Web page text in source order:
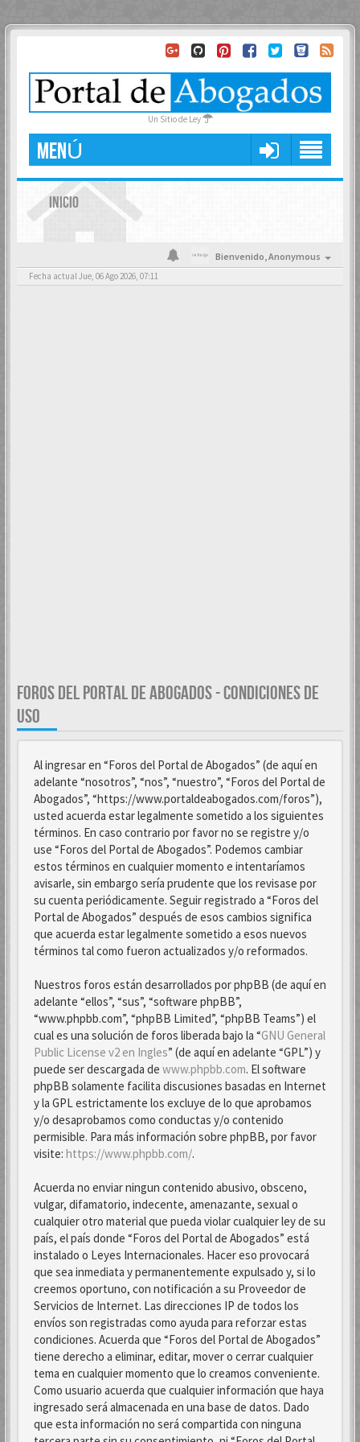
Un Sitio de Ley
MENÚ
INICIO
Bienvenido,Anonymous
Fecha actual Jue, 06 Ago 2026, 07:11
FOROS DEL PORTAL DE ABOGADOS - CONDICIONES DE
USO
Al ingresar en “Foros del Portal de Abogados” (de aquí en
adelante “nosotros”, “nos”, “nuestro”, “Foros del Portal de
Abogados”, “https://www.portaldeabogados.com/foros”),
usted acuerda estar legalmente sometido a los siguientes
términos. En caso contrario por favor no se registre y/o
use “Foros del Portal de Abogados”. Podemos cambiar
estos términos en cualquier momento e intentaríamos
avisarle, sin embargo sería prudente que los revisase por
su cuenta periódicamente. Seguir registrado a “Foros del
Portal de Abogados” después de esos cambios significa
que acuerda estar legalmente sometido a esos nuevos
términos tal como fueron actualizados y/o reformados.
Nuestros foros están desarrollados por phpBB (de aquí en
adelante “ellos”, “sus”, “software phpBB”,
“www.phpbb.com”, “phpBB Limited”, “phpBB Teams”) el
cual es una solución de foros liberada bajo la “GNU General
Public License v2 en Ingles” (de aquí en adelante “GPL”) y
puede ser descargada de www.phpbb.com. El software
phpBB solamente facilita discusiones basadas en Internet
y la GPL estrictamente los excluye de lo que aprobamos
y/o desaprobamos como conductas y/o contenido
permisible. Para más información sobre phpBB, por favor
visite: https://www.phpbb.com/.
Acuerda no enviar ningun contenido abusivo, obsceno,
vulgar, difamatorio, indecente, amenazante, sexual o
cualquier otro material que pueda violar cualquier ley de su
país, el país donde “Foros del Portal de Abogados” está
instalado o Leyes Internacionales. Hacer eso provocará
que sea inmediata y permanentemente expulsado y, si lo
creemos oportuno, con notificación a su Proveedor de
Servicios de Internet. Las direcciones IP de todos los
envíos son registradas como ayuda para reforzar estas
condiciones. Acuerda que “Foros del Portal de Abogados”
tiene derecho a eliminar, editar, mover o cerrar cualquier
tema en cualquier momento que lo creamos conveniente.
Como usuario acuerda que cualquier información que haya
ingresado será almacenada en una base de datos. Dado
que esta información no será compartida con ninguna